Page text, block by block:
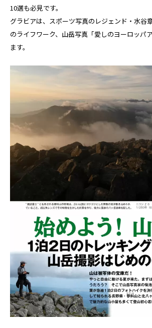
10選も必見です。
グラビアは、スポーツ写真のレジェンド・水谷
のライフワーク、山岳写真「愛しのヨーロッパ
ます。